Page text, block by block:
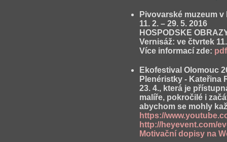
Pivovarské muzeum
11. 2. – 29. 5. 2016
HOSPODSKE
Vernisáž: ve čtvrtek
Více informací zde: pdf
Ekofestival Olomouc
Plenéristky - Kateřina
23. 4., která je
malíře, pokročilé i
abychom se mohly
https://
http://heyevent.com/
Motivační dopisy na